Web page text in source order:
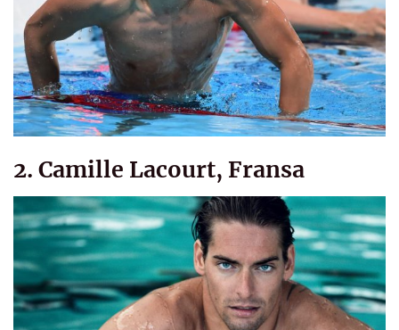
2. Camille Lacourt, Fransa